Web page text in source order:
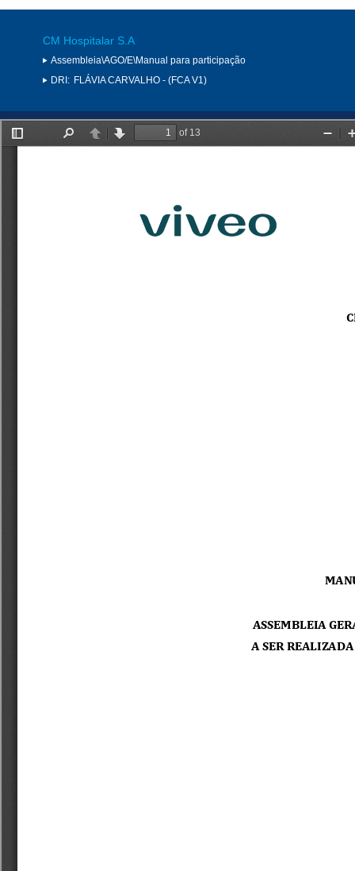
CM Hospitalar S.A
Assembleia\AGO/E\Manual para participação
DRI: FLÁVIA CARVALHO - (FCA V1)